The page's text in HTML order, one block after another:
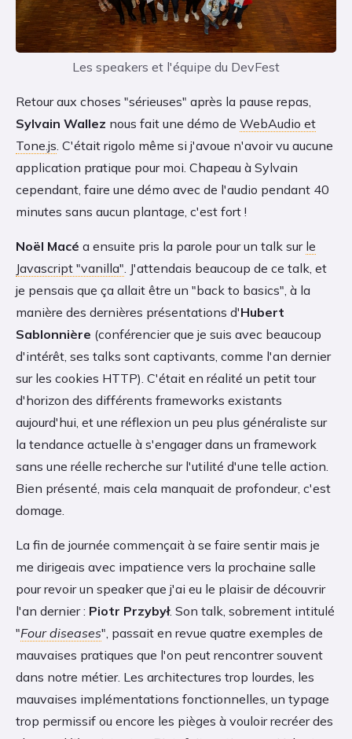
Les speakers et l'équipe du DevFest
Retour aux choses "sérieuses" après la pause repas,
Sylvain Wallez nous fait une démo de WebAudio et
Tone.js . C'était rigolo même si j'avoue n'avoir vu aucune
application pratique pour moi. Chapeau à Sylvain
cependant, faire une démo avec de l'audio pendant 40
minutes sans aucun plantage, c'est fort !
Noël Macé a ensuite pris la parole pour un talk sur le
Javascript "vanilla" . J'attendais beaucoup de ce talk, et
je pensais que ça allait être un "back to basics", à la
manière des dernières présentations d'Hubert
Sablonnière (conférencier que je suis avec beaucoup
d'intérêt, ses talks sont captivants, comme l'an dernier
sur les cookies HTTP). C'était en réalité un petit tour
d'horizon des différents frameworks existants
aujourd'hui, et une réflexion un peu plus généraliste sur
la tendance actuelle à s'engager dans un framework
sans une réelle recherche sur l'utilité d'une telle action.
Bien présenté, mais cela manquait de profondeur, c'est
domage.
La fin de journée commençait à se faire sentir mais je
me dirigeais avec impatience vers la prochaine salle
pour revoir un speaker que j'ai eu le plaisir de découvrir
l'an dernier : Piotr Przybył. Son talk, sobrement intitulé
"Four diseases", passait en revue quatre exemples de
mauvaises pratiques que l'on peut rencontrer souvent
dans notre métier. Les architectures trop lourdes, les
mauvaises implémentations fonctionnelles, un typage
trop permissif ou encore les pièges à vouloir recréer des